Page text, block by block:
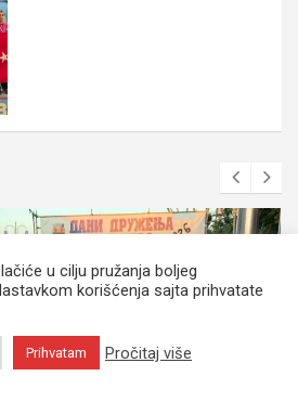
u cilju pružanja boljeg
korišćenja sajta prihvatate
Prihvatam Pročitaj više